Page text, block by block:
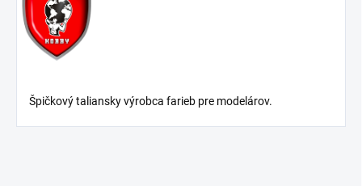
Špičkový taliansky výrobca farieb pre modelárov.